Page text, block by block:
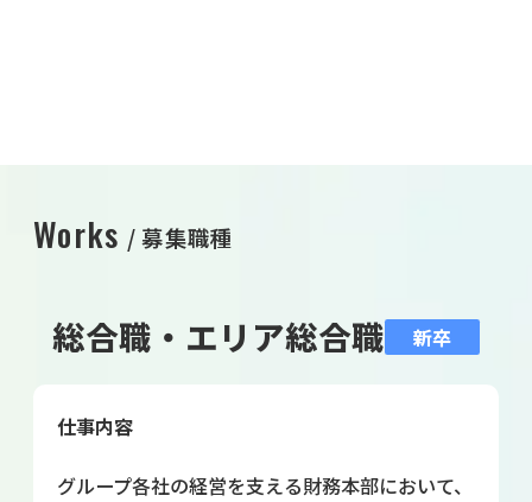
Works 募集職種
総合職・エリア総合職 新卒
仕事内容
グループ各社の経営を支える財務本部において、